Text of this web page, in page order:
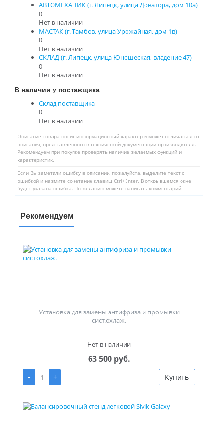
АВТОМЕХАНИК (г. Липецк, улица Доватора, дом 10а)
0
Нет в наличии
МАСТАК (г. Тамбов, улица Урожайная, дом 1в)
0
Нет в наличии
СКЛАД (г. Липецк, улица Юношеская, владение 47)
0
Нет в наличии
В наличии у поставщика
Склад поставщика
0
Нет в наличии
Описание товара носит информационный характер и может отличаться от
описания, представленного в технической документации производителя.
Рекомендуем при покупке проверять наличие желаемых функций и
характеристик.
Если Вы заметили ошибку в описании, пожалуйста, выделите текст с
ошибкой и нажмите сочетание клавиш Ctrl+Enter. В открывшемся окне
будет указана ошибка. По желанию можете написать комментарий.
Рекомендуем
Установка для замены антифриза и промывки
сист.охлаж.
Нет в наличии
63 500 руб.
-
+ Купить